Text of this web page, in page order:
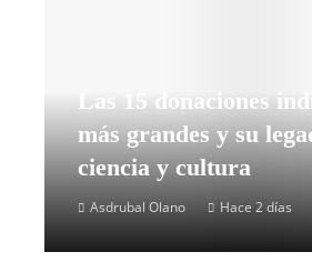
Las 15 donaciones
más grandes y su
ciencia y cultura
Asdrubal Olano Hace 2 días